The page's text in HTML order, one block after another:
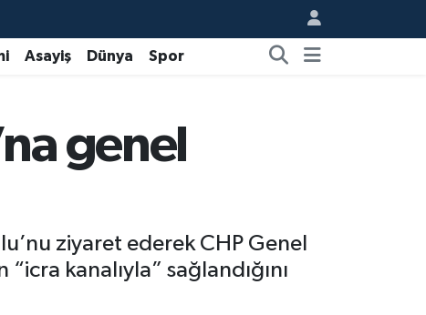
Asayiş Dünya Spor
genel
ziyaret ederek CHP Genel
kanalıyla” sağlandığını